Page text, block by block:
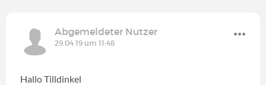
Abgemeldeter Nutzer
29.04.19 um 11:48
Hallo Tilldinkel